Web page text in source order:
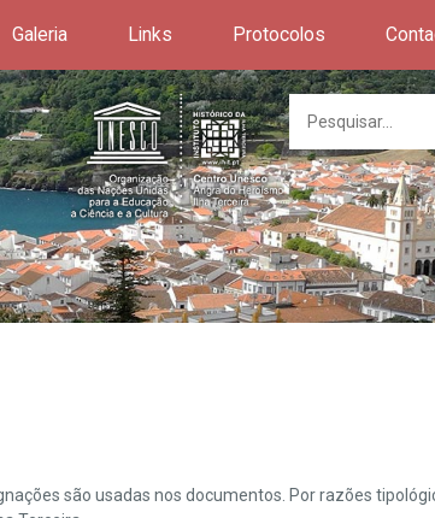
Galeria Links Protocolos
são usadas nos documentos. Por razões